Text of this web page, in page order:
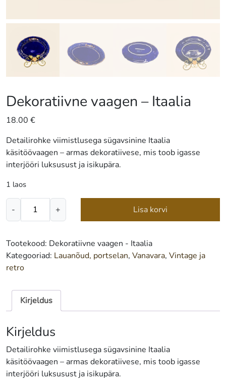
Dekoratiivne vaagen – Itaalia
18.00 €
Detailirohke viimistlusega sügavsinine Itaalia
käsitöövaagen – armas dekoratiivese, mis toob igasse
interjööri luksusust ja isikupära.
1 laos
-
Dekoratiivne
Itaalia
kogus
+ Lisa korvi
Tootekood: Dekoratiivne vaagen - Itaalia
Kategooriad: Lauanõud, portselan, Vanavara, Vintage ja
retro
Kirjeldus
Kirjeldus
Detailirohke viimistlusega sügavsinine Itaalia
käsitöövaagen – armas dekoratiivese, mis toob igasse
interjööri luksusust ja isikupära.